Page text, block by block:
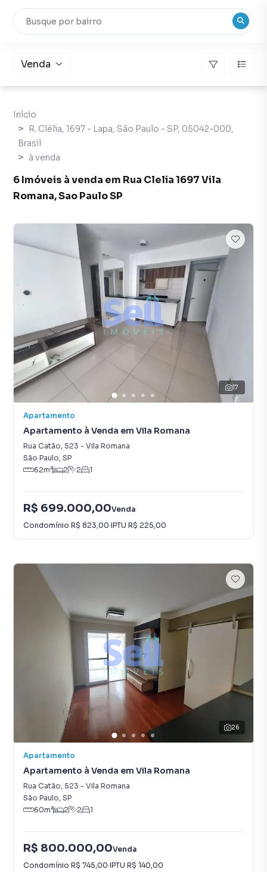
Venda
Início
R. Clélia, 1697 - Lapa, São Paulo - SP, 05042-000,
Brasil
à venda
6 Imóveis à venda em Rua Clelia 1697 Vila
Romana, Sao Paulo SP
17
Apartamento
Apartamento à Venda em Vila Romana
Rua Catão, 523 - Vila Romana
São Paulo, SP
62m² 2 2 1
R$ 699.000,00Venda
Condomínio R$ 823,00·IPTU R$ 225,00
26
Apartamento
Apartamento à Venda em Vila Romana
Rua Catão, 523 - Vila Romana
São Paulo, SP
60m² 2 2 1
R$ 800.000,00Venda
Condomínio R$ 745,00·IPTU R$ 140,00